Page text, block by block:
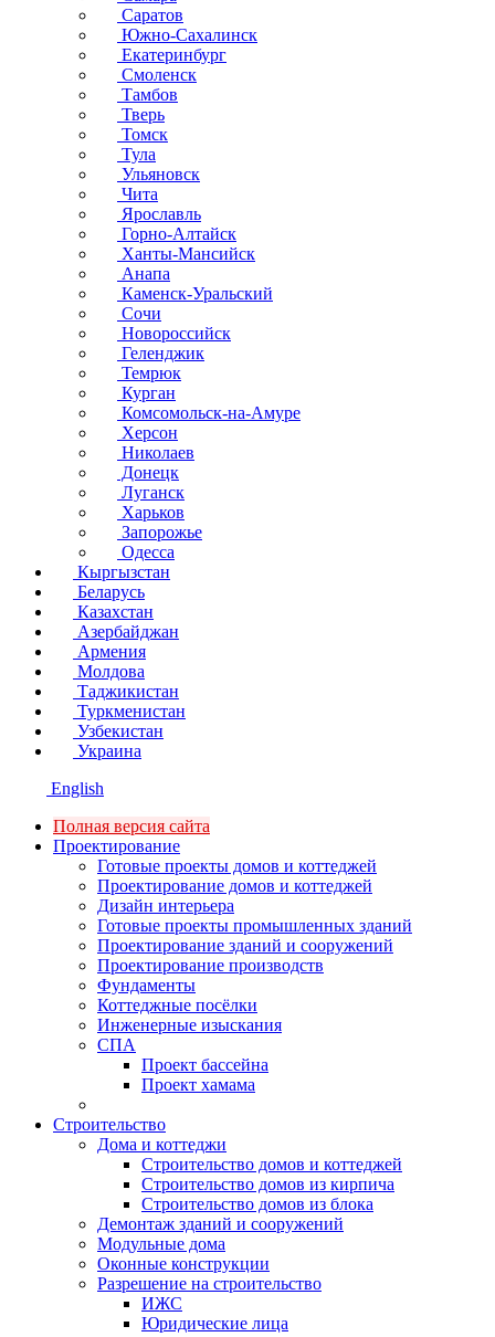
Саратов
Южно-Сахалинск
Екатеринбург
Смоленск
Тамбов
Тверь
Томск
Тула
Ульяновск
Чита
Ярославль
Горно-Алтайск
Ханты-Мансийск
Анапа
Каменск-Уральский
Сочи
Новороссийск
Геленджик
Темрюк
Курган
Комсомольск-на-Амуре
Херсон
Николаев
Донецк
Луганск
Харьков
Запорожье
Одесса
Кыргызстан
Беларусь
Казахстан
Азербайджан
Армения
Молдова
Таджикистан
Туркменистан
Узбекистан
Украина
English
Полная версия сайта
Проектирование
Готовые проекты домов и коттеджей
Проектирование домов и коттеджей
Дизайн интерьера
Готовые проекты промышленных зданий
Проектирование зданий и сооружений
Проектирование производств
Фундаменты
Коттеджные посёлки
Инженерные изыскания
СПА
Проект бассейна
Проект хамама
Строительство
Дома и коттеджи
Строительство домов и коттеджей
Строительство домов из кирпича
Строительство домов из блока
Демонтаж зданий и сооружений
Модульные дома
Оконные конструкции
Разрешение на строительство
ИЖС
Юридические лица